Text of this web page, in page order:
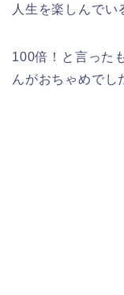
人生を楽しんでい
100倍！と言った
んがおちゃめでし